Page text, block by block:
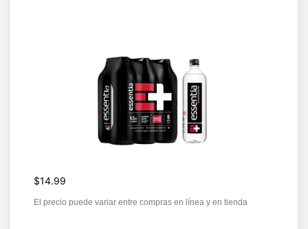
$14.99
El precio puede variar entre compras en línea y en tienda